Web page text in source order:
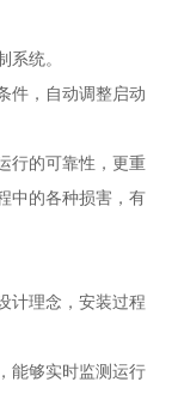
统。
件，自动调整启动
行的可靠性，更重
中的各种损害，有
计理念，安装过程
能够实时监测运行